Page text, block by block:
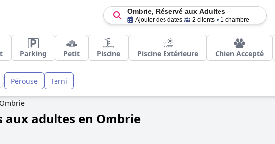
Ombrie, Réservé aux Adultes
Ajouter des dates 2 clients 1 chambre
Parking Petit Piscine Piscine Extérieure Chien Accepté
Pérouse Terni
Ombrie
aux adultes en Ombrie